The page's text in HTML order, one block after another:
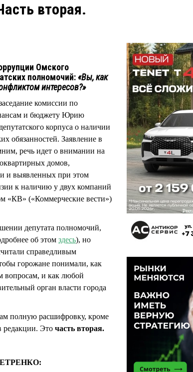
вторая.
Омского
полномочий:«Вы, как
интересов?»
комиссии по
и бюджету Юрию
корпуса о наличии
обязанностей. Заявление в
речь идет о внимании на
домов,
и выявленных при этом
к наличию у двух компаний
«КВ» («Коммерческие вести»)
депутата полномочий,
об этом здесь), но
справедливым
горожане понимали, как
вопросам, и как любой
орган власти города
полную расшифровку, кроме
редакции. Это часть вторая.
ПЕТРЕНКО: